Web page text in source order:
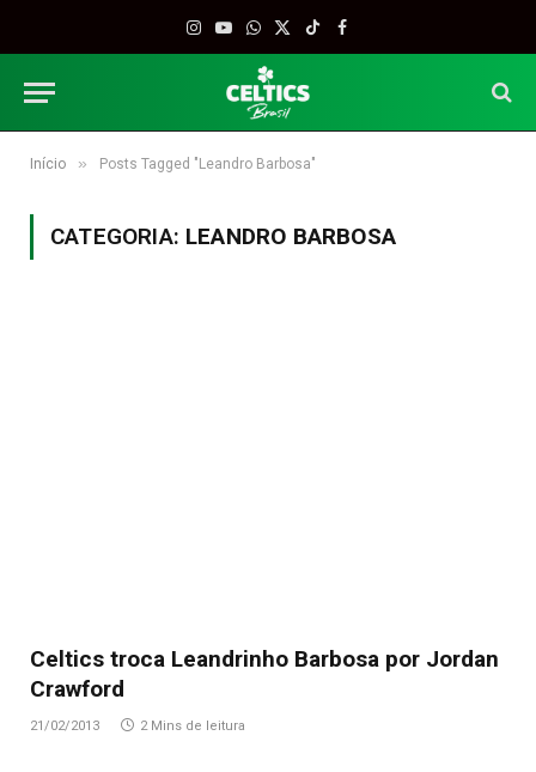
Instagram
YouTube
WhatsApp
X
TikTokFacebook
Início » Posts Tagged "Leandro Barbosa"
CATEGORIA: LEANDRO BARBOSA
Celtics troca Leandrinho Barbosa por Jordan
Crawford
21/02/2013 2 Mins de leitura